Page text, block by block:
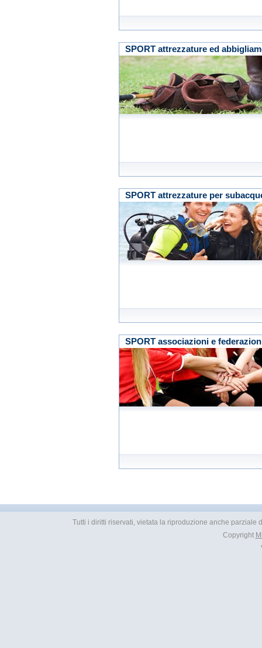
SPORT attrezzature ed
SPORT attrezzature per
SPORT associazioni e
Tutti i diritti riservati, vietata la riproduzione anche
Copyright